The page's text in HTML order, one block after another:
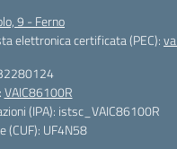
9 - Ferno
elettronica certificata (PEC):
VAIC86100R
(IPA): istsc_VAIC86100R
(CUF): UF4N58